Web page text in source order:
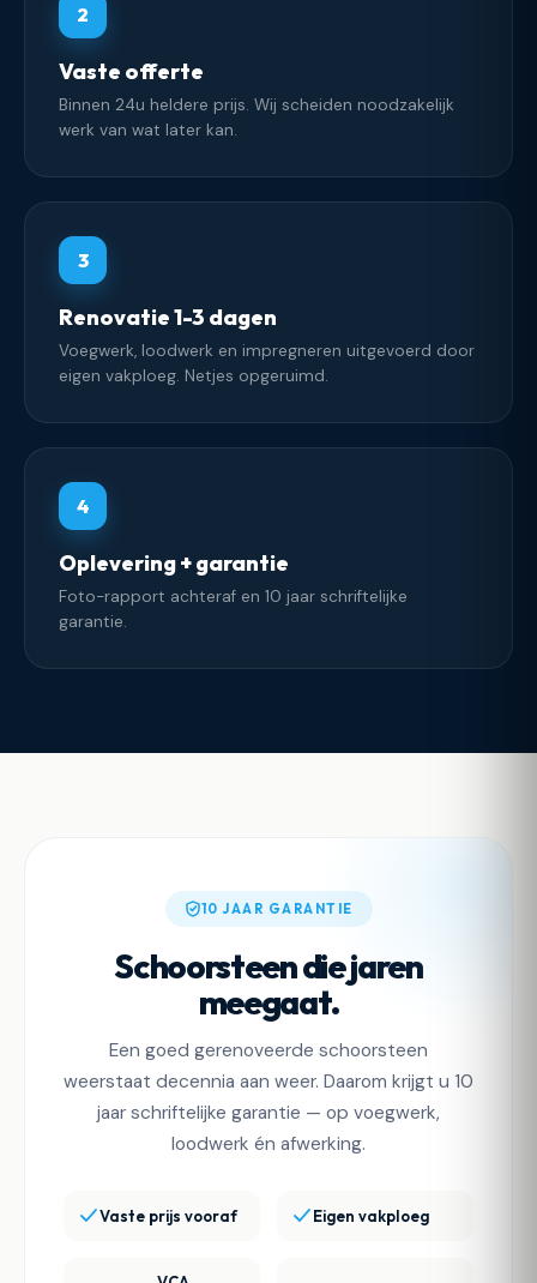
2
Vaste offerte
Binnen 24u heldere prijs. Wij scheiden noodzakelijk
werk van wat later kan.
3
Renovatie 1-3 dagen
Voegwerk, loodwerk en impregneren uitgevoerd door
eigen vakploeg. Netjes opgeruimd.
4
Oplevering + garantie
Foto-rapport achteraf en 10 jaar schriftelijke
garantie.
10 JAAR GARANTIE
Schoorsteen die jaren
meegaat.
Een goed gerenoveerde schoorsteen
weerstaat decennia aan weer. Daarom krijgt u 10
jaar schriftelijke garantie — op voegwerk,
loodwerk én afwerking.
Vaste prijs vooraf Eigen vakploeg